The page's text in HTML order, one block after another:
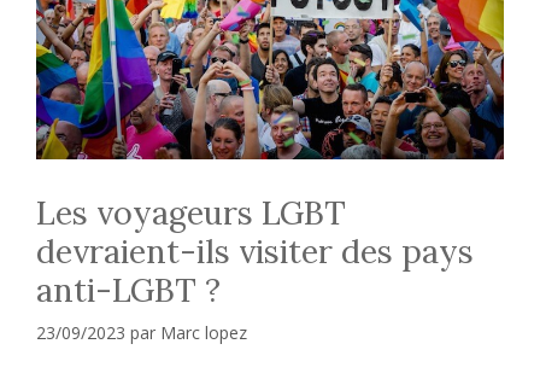
Les voyageurs LGBT
devraient-ils visiter des pays
anti-LGBT ?
23/09/2023 par Marc lopez